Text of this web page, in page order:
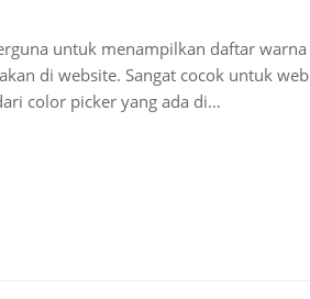
untuk menampilkan daftar warna
di website. Sangat cocok untuk web
color picker yang ada di…